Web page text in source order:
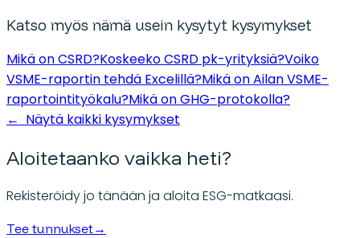
Katso myös nämä usein kysytyt kysymykset
Mikä on CSRD?Koskeeko CSRD pk-yrityksiä?Voiko
VSME-raportin tehdä Excelillä?Mikä on Ailan VSME-
raportointityökalu?Mikä on GHG-protokolla?
← Näytä kaikki kysymykset
Aloitetaanko vaikka heti?
Rekisteröidy jo tänään ja aloita ESG-matkaasi.
Tee tunnukset→